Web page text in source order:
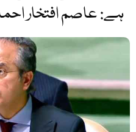
ہے: عاصم افتخار